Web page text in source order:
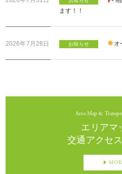
ます！！
2026年7月28日 お知らせ オ
Area Map &
エリアマ
交通アクセ